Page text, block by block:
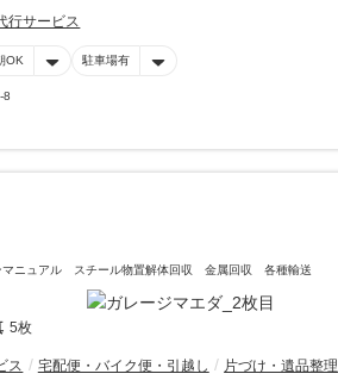
行サービス
OK 駐車場有
8
マニュアル スチール物置解体回収 金属回収 各種輸送
5枚
ス 宅配便・バイク便・引越し 片づけ・遺品整理